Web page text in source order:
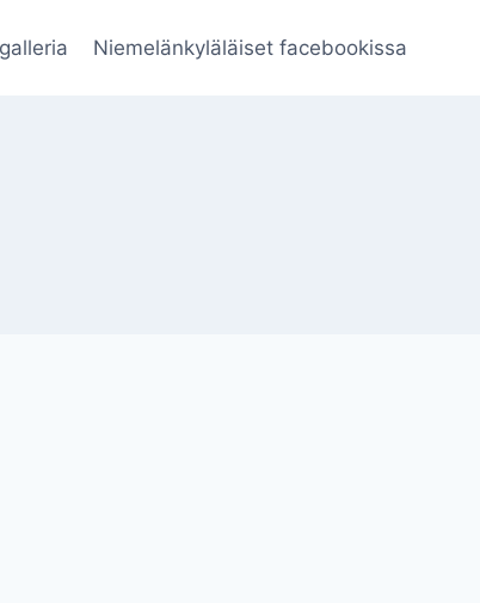
Niemelänkyläläiset facebookissa